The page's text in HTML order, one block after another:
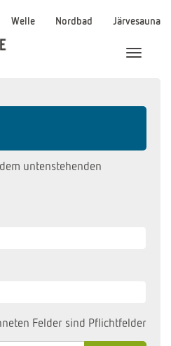
Welle Nordbad Järvesauna
Menü
untenstehenden
Felder sind Pflichtfelder